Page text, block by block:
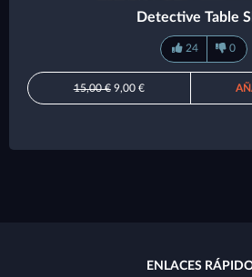
Detective Table
24 0
15,00 €9,00 €
ENLACES